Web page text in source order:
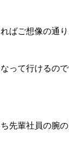
ばご想像の通り
って行けるの
先輩社員の腕の